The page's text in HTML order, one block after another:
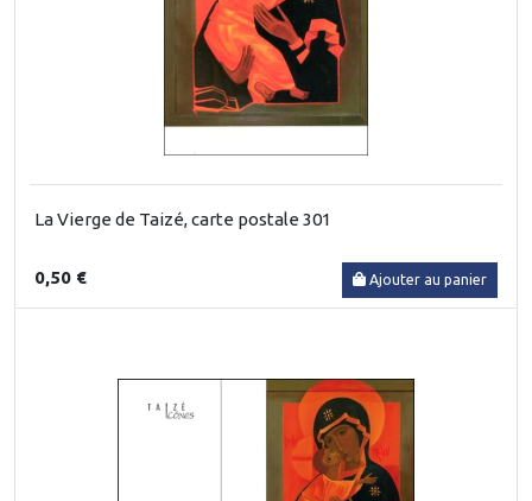
La Vierge de Taizé, carte postale 301
0,50 € Ajouter au panier